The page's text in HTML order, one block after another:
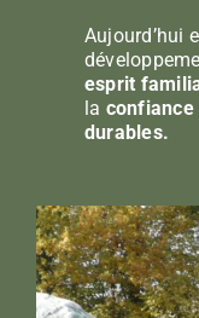
Aujourd’hui
esprit
la confiance
durables.